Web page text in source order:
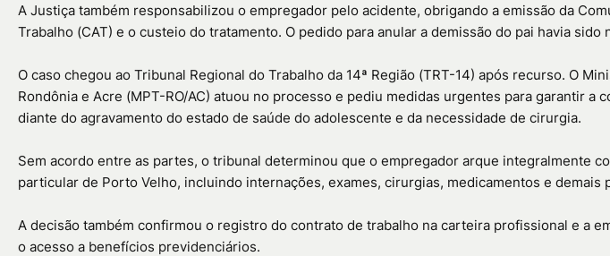
A Justiça também responsabilizou o empregador pelo acidente, obrigando a emissão da
Trabalho (CAT) e o custeio do tratamento. O pedido para anular a demissão do pai havia sido
O caso chegou ao Tribunal Regional do Trabalho da 14ª Região (TRT-14) após recurso. O
Rondônia e Acre (MPT-RO/AC) atuou no processo e pediu medidas urgentes para garantir a
diante do agravamento do estado de saúde do adolescente e da necessidade de cirurgia.
Sem acordo entre as partes, o tribunal determinou que o empregador arque integralmente
particular de Porto Velho, incluindo internações, exames, cirurgias, medicamentos e demais
A decisão também confirmou o registro do contrato de trabalho na carteira profissional e a
o acesso a benefícios previdenciários.